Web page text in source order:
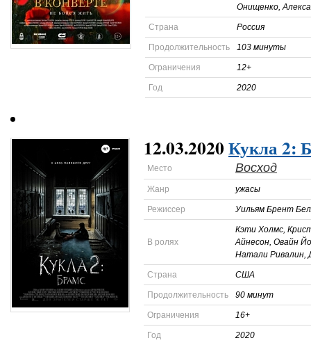
Онищенко,
Страна Россия
Продолжительность 103 минуты
Ограничения 12+
Год 2020
12.03.2020Кукла 2:
Место Восход
Жанр ужасы
Режиссер Уильям Брент
В ролях
Кэти Холмс,
Айнесон, Овайн
Натали Ривалин,
Страна США
Продолжительность 90 минут
Ограничения 16+
Год 2020